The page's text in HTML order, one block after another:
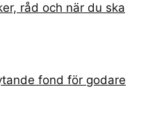
råd och när du ska
fond för godare